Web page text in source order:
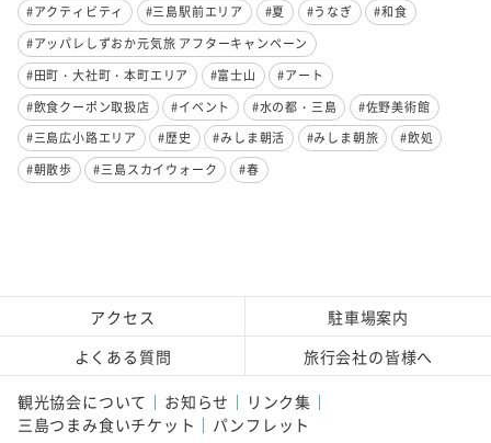
#アクティビティ
#三島駅前エリア #夏 #うなぎ
#和食
#アッパレしずおか元気旅 アフターキャンペーン
#田町・大社町・本町エリア
#富士山
#アート
#飲食クーポン取扱店
#イベント #水の都・三島
#佐野美術館
#三島広小路エリア
#歴史 #みしま朝活 #みしま朝旅
#飲処
#朝散歩
#三島スカイウォーク #春
アクセス
駐車場案内
よくある質問
旅行会社の皆様へ
観光協会について お知らせ
リンク集
三島つまみ食いチケット
パンフレット